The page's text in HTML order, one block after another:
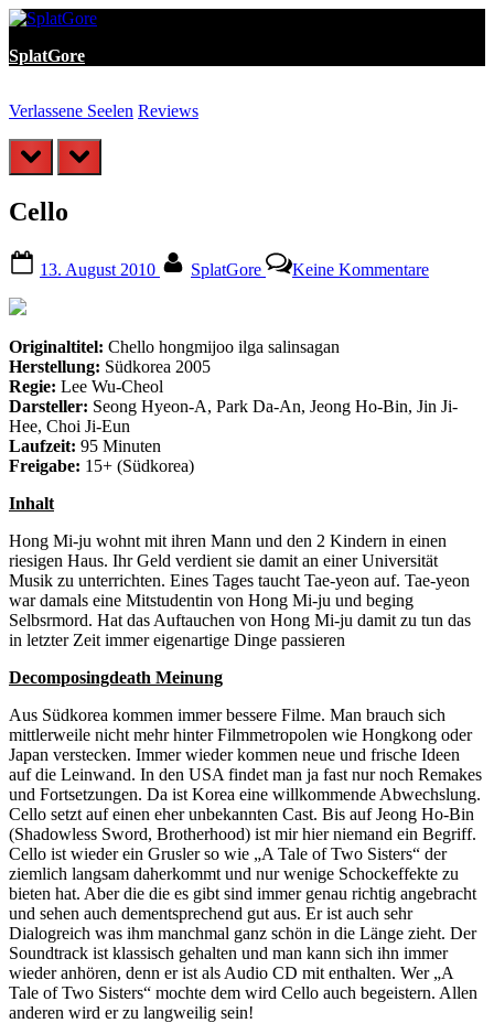
Skip
content
SplatGore
Verlassene Seelen Reviews
prev next
Cello
on
13. August 2010 SplatGore Keine KommentareCello
Originaltitel: Chello hongmijoo ilga salinsagan
Herstellung: Südkorea 2005
Regie: Lee Wu-Cheol
Darsteller: Seong Hyeon-A, Park Da-An, Jeong Ho-Bin, Jin Ji-
Hee, Choi Ji-Eun
Laufzeit: 95 Minuten
Freigabe: 15+ (Südkorea)
Inhalt
Hong Mi-ju wohnt mit ihren Mann und den 2 Kindern in einen
riesigen Haus. Ihr Geld verdient sie damit an einer Universität
Musik zu unterrichten. Eines Tages taucht Tae-yeon auf. Tae-yeon
war damals eine Mitstudentin von Hong Mi-ju und beging
Selbsrmord. Hat das Auftauchen von Hong Mi-ju damit zu tun das
in letzter Zeit immer eigenartige Dinge passieren
Decomposingdeath Meinung
Aus Südkorea kommen immer bessere Filme. Man brauch sich
mittlerweile nicht mehr hinter Filmmetropolen wie Hongkong oder
Japan verstecken. Immer wieder kommen neue und frische Ideen
auf die Leinwand. In den USA findet man ja fast nur noch Remakes
und Fortsetzungen. Da ist Korea eine willkommende Abwechslung.
Cello setzt auf einen eher unbekannten Cast. Bis auf Jeong Ho-Bin
(Shadowless Sword, Brotherhood) ist mir hier niemand ein Begriff.
Cello ist wieder ein Grusler so wie „A Tale of Two Sisters“ der
ziemlich langsam daherkommt und nur wenige Schockeffekte zu
bieten hat. Aber die die es gibt sind immer genau richtig angebracht
und sehen auch dementsprechend gut aus. Er ist auch sehr
Dialogreich was ihm manchmal ganz schön in die Länge zieht. Der
Soundtrack ist klassisch gehalten und man kann sich ihn immer
wieder anhören, denn er ist als Audio CD mit enthalten. Wer „A
Tale of Two Sisters“ mochte dem wird Cello auch begeistern. Allen
anderen wird er zu langweilig sein!